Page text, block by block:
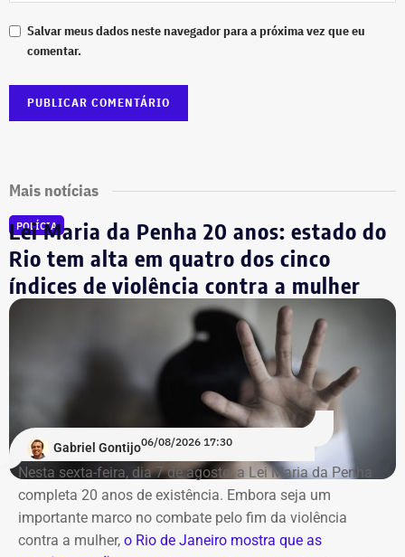
Salvar meus dados neste navegador para a próxima vez que eu
comentar.
Mais notícias
POLÍCIA
Lei Maria da Penha 20 anos: estado do
Rio tem alta em quatro dos cinco
índices de violência contra a mulher
Gabriel Gontijo06/08/2026 17:30
Nesta sexta-feira, dia 7 de agosto, a Lei Maria da Penha
completa 20 anos de existência. Embora seja um
importante marco no combate pelo fim da violência
contra a mulher, o Rio de Janeiro mostra que as